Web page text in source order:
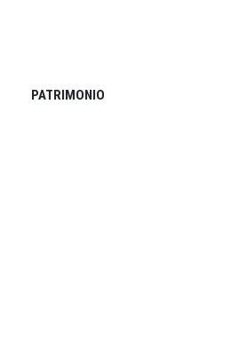
PATRIMONIO